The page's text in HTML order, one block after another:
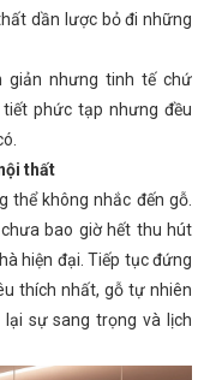
dần lược bỏ đi những
giản nhưng tinh tế chứ
phức tạp nhưng đều
thất
thể không nhắc đến gỗ.
bao giờ hết thu hút
hiện đại. Tiếp tục đứng
thích nhất, gỗ tự nhiên
sự sang trọng và lịch